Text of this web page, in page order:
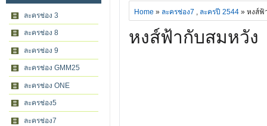
ละครช่อง 3
ละครช่อง 8
ละครช่อง 9
ละครช่อง GMM25
ละครช่อง ONE
ละครช่อง5
ละครช่อง7
Home » ละครช่อง7 , ละครปี 2544 » หงส์ฟ้
หงส์ฟ้ากับสมหวัง